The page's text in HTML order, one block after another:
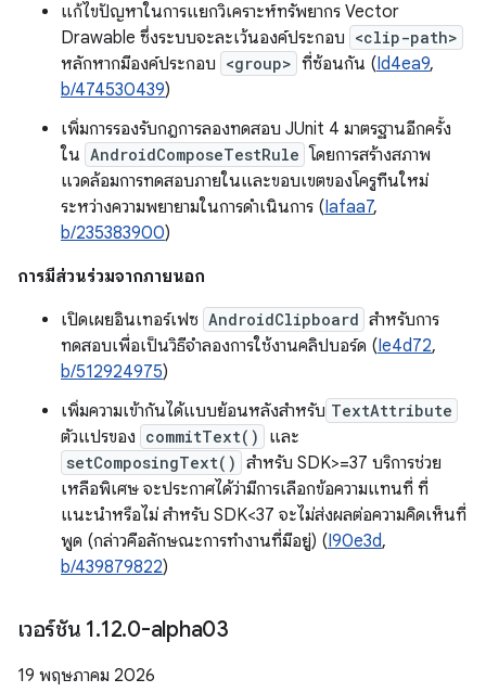
แก้ไขปัญหาในการแยกวิเคราะห์ทรัพยากร Vector
Drawable ซึ่งระบบจะละเว้นองค์ประกอบ <clip-path>
หลักหากมีองค์ประกอบ <group> ที่ซ้อนกัน (Id4ea9,
b/474530439)
เพิ่มการรองรับกฎการลองทดสอบ JUnit 4 มาตรฐานอีกครั้ง
ใน AndroidComposeTestRule โดยการสร้างสภาพ
แวดล้อมการทดสอบภายในและขอบเขตของโครูทีนใหม่
ระหว่างความพยายามในการดำเนินการ (Iafaa7,
b/235383900)
การมีส่วนร่วมจากภายนอก
เปิดเผยอินเทอร์เฟซ AndroidClipboard สำหรับการ
ทดสอบเพื่อเป็นวิธีจำลองการใช้งานคลิปบอร์ด (Ie4d72,
b/512924975)
เพิ่มความเข้ากันได้แบบย้อนหลังสำหรับ TextAttribute
ตัวแปรของ commitText() และ
setComposingText() สำหรับ SDK>=37 บริการช่วย
เหลือพิเศษ จะประกาศได้ว่ามีการเลือกข้อความแทนที่ ที่
แนะนำหรือไม่ สำหรับ SDK<37 จะไม่ส่งผลต่อความคิดเห็นที่
พูด (กล่าวคือลักษณะการทำงานที่มีอยู่) (I90e3d,
b/439879822)
เวอร์ชัน 1.12.0-alpha03
19 พฤษภาคม 2026